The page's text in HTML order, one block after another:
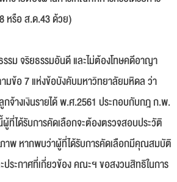
หรือ ส.ด.43 ด้วย)
รม จริยธรรมอันดี และไม่ต้องโทษคดีอาญา
มข้อ 7 แห่งข้อบังคับมหาวิทยาลัยมหิดล ว่า
จ้างเงินรายได้ พ.ศ.2561 ประกอบกับกฎ ก.พ.
ที่ได้รับการคัดเลือกจะต้องตรวจสอบประวัติ
าพ หากพบว่าผู้ที่ได้รับการคัดเลือกมีคุณสมบัติ
ประกาศที่เกี่ยวข้อง คณะฯ ขอสงวนสิทธิในการ